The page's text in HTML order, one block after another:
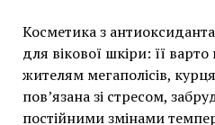
Косметика з
для вікової шкіри: її
жителям мегаполісів,
пов’язана зі стресом,
постійними змінами